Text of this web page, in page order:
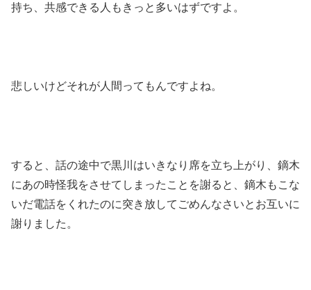
持ち、共感できる人もきっと多いはずですよ。
悲しいけどそれが人間ってもんですよね。
すると、話の途中で黒川はいきなり席を立ち上がり、鏑木
にあの時怪我をさせてしまったことを謝ると、鏑木もこな
いだ電話をくれたのに突き放してごめんなさいとお互いに
謝りました。